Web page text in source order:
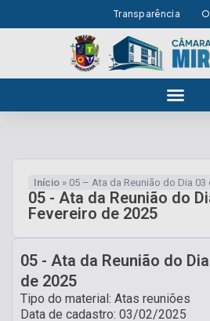
Transparência
Início » 05 – Ata da Reunião do Dia 03
05 - Ata da Reunião do
Fevereiro de 2025
05 - Ata da Reunião do
de 2025
Tipo do material: Atas reuniões
Data de cadastro: 03/02/2025